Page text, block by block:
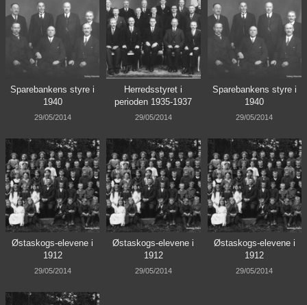
Sparebankens styre i
1940
29/05/2014
Herredsstyret i
perioden 1935-1937
29/05/2014
Sparebankens styre i
1940
29/05/2014
Østaskogs-elevene i
1912
29/05/2014
Østaskogs-elevene i
1912
29/05/2014
Østaskogs-elevene i
1912
29/05/2014